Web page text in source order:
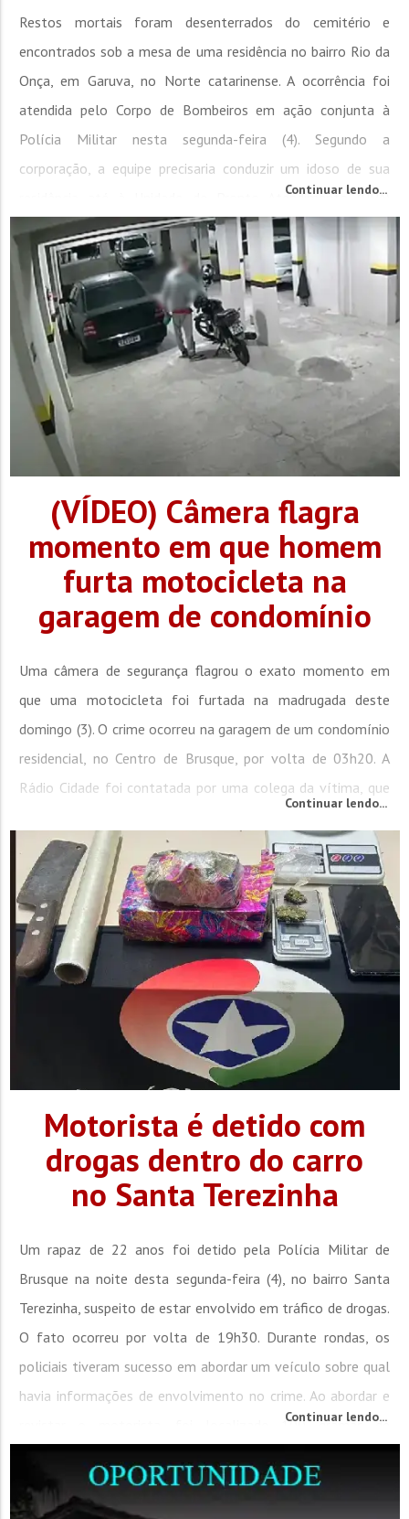
Restos mortais foram desenterrados do cemitério e
encontrados sob a mesa de uma residência no bairro Rio da
Onça, em Garuva, no Norte catarinense. A ocorrência foi
atendida pelo Corpo de Bombeiros em ação conjunta à
Polícia Militar nesta segunda-feira (4). Segundo a
corporação, a equipe precisaria conduzir um idoso de sua
residência até à Unidade de Pronto Atendimento (UPA)
municipal. Na casa, os...
Continuar lendo...
(VÍDEO) Câmera flagra
momento em que homem
furta motocicleta na
garagem de condomínio
Uma câmera de segurança flagrou o exato momento em
que uma motocicleta foi furtada na madrugada deste
domingo (3). O crime ocorreu na garagem de um condomínio
residencial, no Centro de Brusque, por volta de 03h20. A
Rádio Cidade foi contatada por uma colega da vítima, que
ESI na cor preta. Junto da moto, o suspeito também furtou
o capacete da vítima. Segundo relato...
Continuar lendo...
Motorista é detido com
drogas dentro do carro
no Santa Terezinha
Um rapaz de 22 anos foi detido pela Polícia Militar de
Brusque na noite desta segunda-feira (4), no bairro Santa
Terezinha, suspeito de estar envolvido em tráfico de drogas.
O fato ocorreu por volta de 19h30. Durante rondas, os
policiais tiveram sucesso em abordar um veículo sobre qual
havia informações de envolvimento no crime. Ao abordar e
revistar o motorista, foi localizado 100 gramas de
Continuar lendo...